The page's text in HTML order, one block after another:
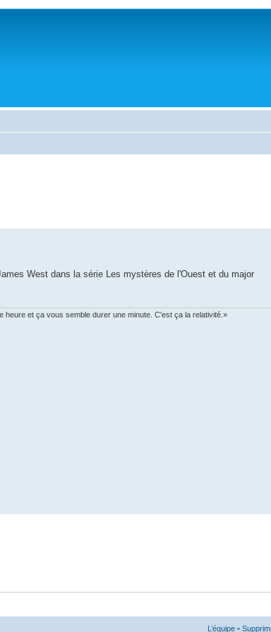
West dans la série Les mystères de l'Ouest et du major
et ça vous semble durer une minute. C'est ça la relativité.»
L’équipe •